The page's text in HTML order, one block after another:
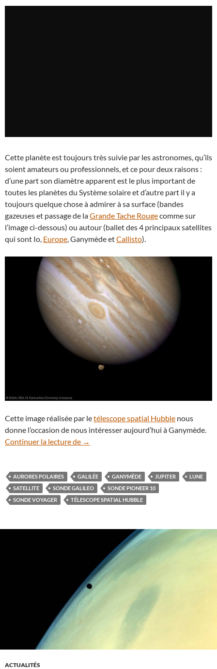
Cette planète est toujours très suivie par les astronomes, qu’ils
soient amateurs ou professionnels, et ce pour deux raisons :
d’une part son diamètre apparent est le plus important de
toutes les planètes du Système solaire et d’autre part il y a
toujours quelque chose à admirer à sa surface (bandes
gazeuses et passage de laGrande Tache Rougecomme sur
l’image ci-dessous) ou autour (ballet des 4 principaux satellites
qui sont Io, Europe, Ganymède etCallisto).
Cette image réalisée par letélescope spatial Hubble nous
donne l’occasion de nous intéresser aujourd’hui à Ganymède.
Continuer la lecture de
Quand Ganymède passe derrière Jupiter
→
AURORES POLAIRES GALILÉE GANYMÈDE JUPITER
LUNE
SATELLITE
SONDE GALILEO
SONDE PIONEER 10
SONDE VOYAGER
TÉLESCOPE SPATIAL HUBBLE
ACTUALITÉS